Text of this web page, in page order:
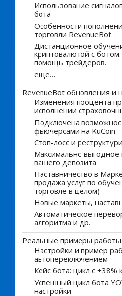
Использование
бота
Особенности
торговли RevenueBot
Дистанционное
криптовалютой с
помощь трейдеров.
еще…
RevenueBot обновления и
Изменения процента
исполнении
Подключена
фьючерсами на KuCoin
Стоп-лосс и
Максимально выгодное
вашего депозита
Наставничество в
продажа услуг по
торговле в целом)
Новые маркеты,
Автоматическое
алгоритма и др.
Реальные примеры работы
Настройки и пример
автопереключением
Кейс бота: цикл с +38%
Успешный цикл бота
настройки